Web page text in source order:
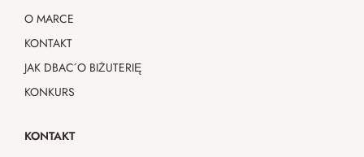
O MARCE
KONTAKT
JAK DBAĆ O BIŻUTERIĘ
KONKURS
KONTAKT